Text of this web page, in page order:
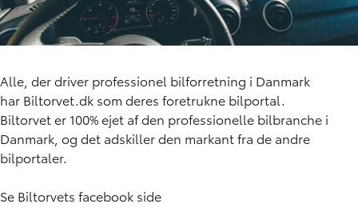
Alle, der driver professionel bilforretning i Danmark
har Biltorvet.dk som deres foretrukne bilportal.
Biltorvet er 100% ejet af den professionelle bilbranche i
Danmark, og det adskiller den markant fra de andre
bilportaler.
Se Biltorvets facebook side